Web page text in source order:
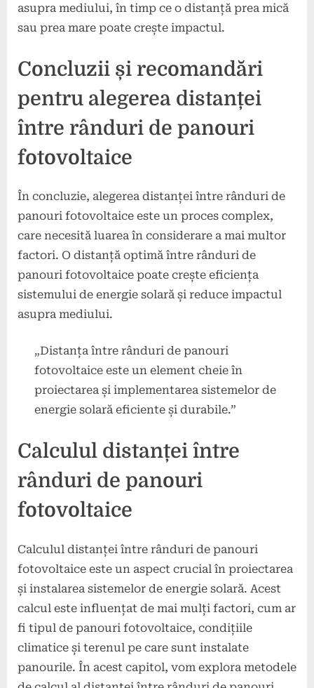
asupra mediului, în timp ce o distanță prea mică
sau prea mare poate crește impactul.
Concluzii și recomandări
pentru alegerea distanței
între rânduri de panouri
fotovoltaice
În concluzie, alegerea distanței între rânduri de
panouri fotovoltaice este un proces complex,
care necesită luarea în considerare a mai multor
factori. O distanță optimă între rânduri de
panouri fotovoltaice poate crește eficiența
sistemului de energie solară și reduce impactul
asupra mediului.
„Distanța între rânduri de panouri
fotovoltaice este un element cheie în
proiectarea și implementarea sistemelor de
energie solară eficiente și durabile.”
Calculul distanței între
rânduri de panouri
fotovoltaice
Calculul distanței între rânduri de panouri
fotovoltaice este un aspect crucial în proiectarea
și instalarea sistemelor de energie solară. Acest
calcul este influențat de mai mulți factori, cum ar
fi tipul de panouri fotovoltaice, condițiile
climatice și terenul pe care sunt instalate
panourile. În acest capitol, vom explora metodele